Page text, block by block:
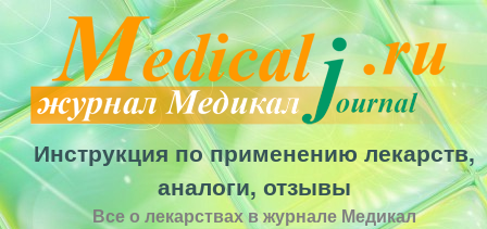
Перейти
к
основному
содержанию
Инструкция по применению лекарств,
аналоги, отзывы
Все о лекарствах в журнале Медикал